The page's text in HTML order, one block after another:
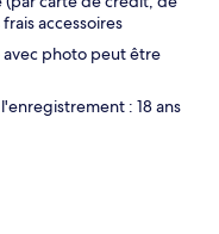
accessoires
photo peut être
: 18 ans